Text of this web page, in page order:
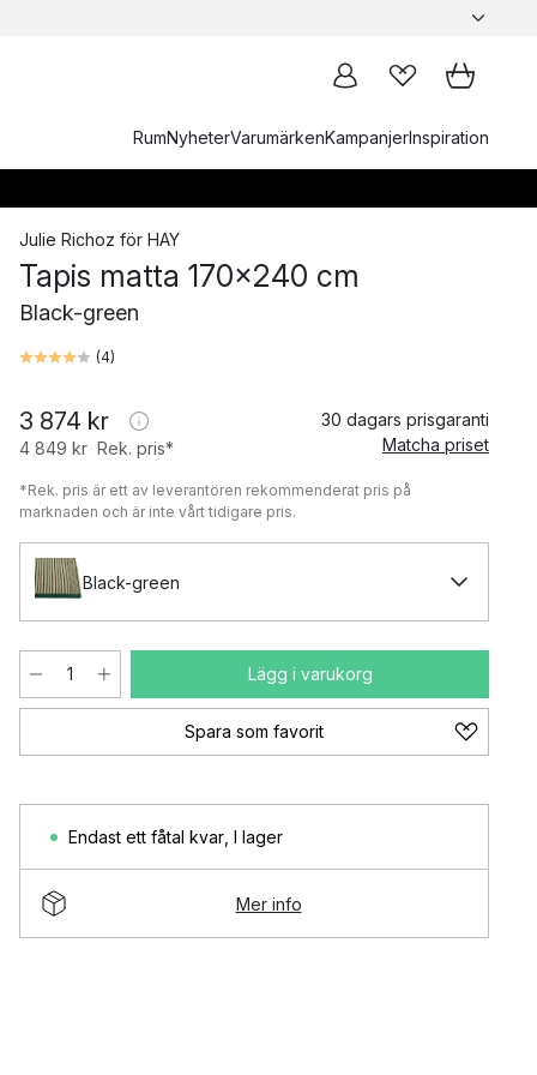
RumNyheterVarumärkenKampanjerInspiration
Julie Richoz för HAY
Tapis matta 170x240 cm
Black-green
(4)
3 874 kr
4 849 kr Rek. pris*
30 dagars prisgaranti
Matcha priset
*Rek. pris är ett av leverantören rekommenderat pris på
marknaden och är inte vårt tidigare pris.
Black-green
Lägg i varukorg
Spara som favorit
Endast ett fåtal kvar I lager
Mer info